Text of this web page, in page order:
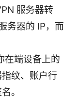
服务器转
务器的 IP，而
在端设备上的
纹、账户行
。